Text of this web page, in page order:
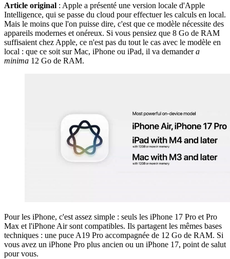
Article original : Apple a présenté une version locale d'Apple
Intelligence, qui se passe du cloud pour effectuer les calculs en local.
Mais le moins que l'on puisse dire, c'est que ce modèle nécessite des
appareils modernes et onéreux. Si vous pensiez que 8 Go de RAM
suffisaient chez Apple, ce n'est pas du tout le cas avec le modèle en
local : que ce soit sur Mac, iPhone ou iPad, il va demandera
minima 12 Go de RAM.
Pour les iPhone, c'est assez simple : seuls les iPhone 17 Pro et Pro
Max et l'iPhone Air sont compatibles. Ils partagent les mêmes bases
techniques : une puce A19 Pro accompagnée de 12 Go de RAM. Si
vous avez un iPhone Pro plus ancien ou un iPhone 17, point de salut
pour vous.